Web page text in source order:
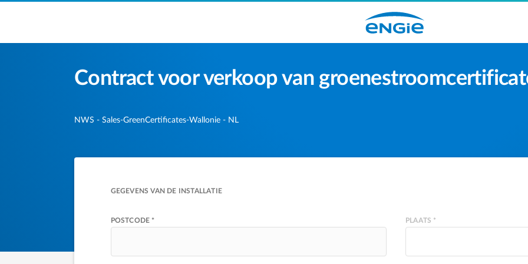
Contract voor verkoop van
NWS - Sales-GreenCertificates-Wallonie - NL
GEGEVENS VAN DE INSTALLATIE
POSTCODE * PLAATS *